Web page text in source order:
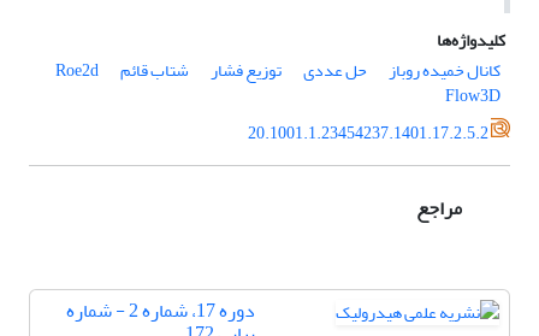
کلیدواژه‌ها
کانال خمیده روباز
حل عددی توزیع فشار شتاب قائم Roe2d
Flow3D
20.1001.1.23454237.1401.17.2.5.2
مراجع
دوره 17، شماره 2 - شماره